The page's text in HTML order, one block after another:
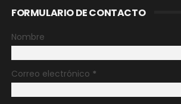
FORMULARIO DE CONTACTO
Nombre
Correo electrónico *